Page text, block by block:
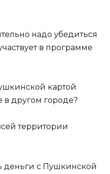
надо убедиться
в программе
картой
другом городе?
территории
деньги с Пушкинской